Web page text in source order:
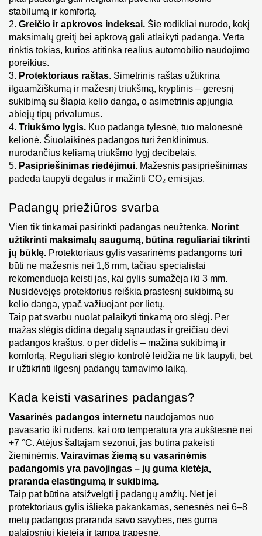
stabilumą ir komfortą.
2. Greičio ir apkrovos indeksai. Šie rodikliai nurodo, kokį
maksimalų greitį bei apkrovą gali atlaikyti padanga. Verta
rinktis tokias, kurios atitinka realius automobilio naudojimo
poreikius.
3. Protektoriaus raštas. Simetrinis raštas užtikrina
ilgaamžiškumą ir mažesnį triukšmą, kryptinis – geresnį
sukibimą su šlapia kelio danga, o asimetrinis apjungia
abiejų tipų privalumus.
4. Triukšmo lygis. Kuo padanga tylesnė, tuo malonesnė
kelionė. Šiuolaikinės padangos turi ženklinimus,
nurodančius keliamą triukšmo lygį decibelais.
5. Pasipriešinimas riedėjimui. Mažesnis pasipriešinimas
padeda taupyti degalus ir mažinti CO₂ emisijas.
Padangų priežiūros svarba
Vien tik tinkamai pasirinkti padangas neužtenka. Norint
užtikrinti maksimalų saugumą, būtina reguliariai tikrinti
jų būklę. Protektoriaus gylis vasarinėms padangoms turi
būti ne mažesnis nei 1,6 mm, tačiau specialistai
rekomenduoja keisti jas, kai gylis sumažėja iki 3 mm.
Nusidėvėjęs protektorius reiškia prastesnį sukibimą su
kelio danga, ypač važiuojant per lietų.
Taip pat svarbu nuolat palaikyti tinkamą oro slėgį. Per
mažas slėgis didina degalų sąnaudas ir greičiau dėvi
padangos kraštus, o per didelis – mažina sukibimą ir
komfortą. Reguliari slėgio kontrolė leidžia ne tik taupyti, bet
ir užtikrinti ilgesnį padangų tarnavimo laiką.
Kada keisti vasarines padangas?
Vasarinės padangos internetu naudojamos nuo
pavasario iki rudens, kai oro temperatūra yra aukštesnė nei
+7 °C. Atėjus šaltajam sezonui, jas būtina pakeisti
žieminėmis. Vairavimas žiemą su vasarinėmis
padangomis yra pavojingas – jų guma kietėja,
praranda elastingumą ir sukibimą.
Taip pat būtina atsižvelgti į padangų amžių. Net jei
protektoriaus gylis išlieka pakankamas, senesnės nei 6–8
metų padangos praranda savo savybes, nes guma
palaipsniui kietėja ir tampa trapesnė.